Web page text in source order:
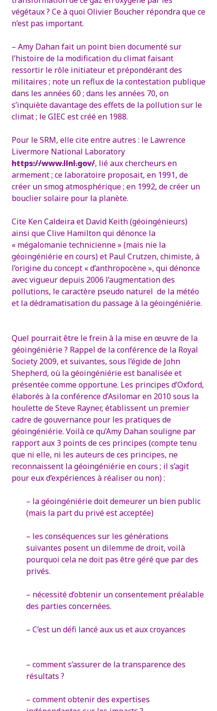
végétaux ? Ce à quoi Olivier Boucher répondra que ce
n’est pas important.
– Amy Dahan fait un point bien documenté sur
l’histoire de la modification du climat faisant
ressortir le rôle initiateur et prépondérant des
militaires ; note un reflux de la contestation publique
dans les années 60 ; dans les années 70, on
s’inquiète davantage des effets de la pollution sur le
climat ; le GIEC est créé en 1988.
Pour le SRM, elle cite entre autres : le Lawrence
Livermore National Laboratory
https://www.llnl.gov/, lié aux chercheurs en
armement ; ce laboratoire proposait, en 1991, de
créer un smog atmosphérique ; en 1992, de créer un
bouclier solaire pour la planète.
Cite Ken Caldeira et David Keith (géoingénieurs)
ainsi que Clive Hamilton qui dénonce la
« mégalomanie technicienne » (mais nie la
géoingéniérie en cours) et Paul Crutzen, chimiste, à
l’origine du concept « d’anthropocène », qui dénonce
avec vigueur depuis 2006 l’augmentation des
pollutions, le caractère pseudo naturel de la météo
et la dédramatisation du passage à la géoingéniérie.
Quel pourrait être le frein à la mise en œuvre de la
géoingéniérie ? Rappel de la conférence de la Royal
Society 2009, et suivantes, sous l’égide de John
Shepherd, où la géoingéniérie est banalisée et
présentée comme opportune. Les principes d’Oxford,
élaborés à la conférence d’Asilomar en 2010 sous la
houlette de Steve Rayner, établissent un premier
cadre de gouvernance pour les pratiques de
géoingéniérie. Voilà ce qu’Amy Dahan souligne par
rapport aux 3 points de ces principes (compte tenu
que ni elle, ni les auteurs de ces principes, ne
reconnaissent la géoingéniérie en cours ; il s’agit
pour eux d’expériences à réaliser ou non) :
– la géoingéniérie doit demeurer un bien public
(mais la part du privé est acceptée)
– les conséquences sur les générations
suivantes posent un dilemme de droit, voilà
pourquoi cela ne doit pas être géré que par des
privés.
– nécessité d’obtenir un consentement préalable
des parties concernées.
– C’est un défi lancé aux us et aux croyances
– comment s’assurer de la transparence des
résultats ?
– comment obtenir des expertises